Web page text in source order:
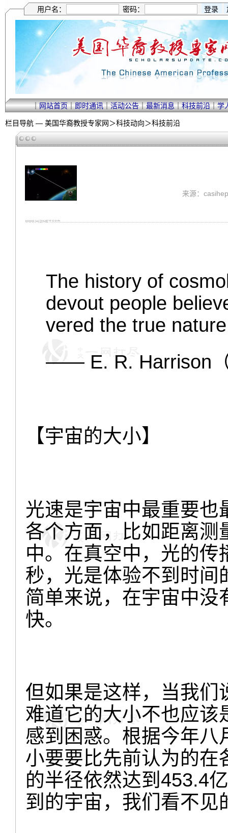
用户名： 密码：
｜网站首页｜即时通讯｜活动公告｜最新消息｜科技前沿｜学
栏目导航 — 美国华裔教授专家网＞科技动向＞科技前沿
来源：
The history of
devout people
vered the true
—— E. R. Harrison
【宇宙的大小】
光速是宇宙中最重要
各个方面，比如距离测
中。在真空中，光的
秒，光是体验不到时间
简单来说，在宇宙中
快。
但如果是这样，当我们
难道它的大小不也应该
感到困惑。根据今年八
小要要比先前认为的在
的半径依然达到453.4
到的宇宙，我们看不见